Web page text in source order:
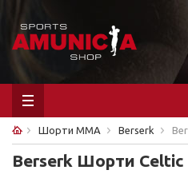
Шорти ММА Berserk
Berserk Шорти Celtic